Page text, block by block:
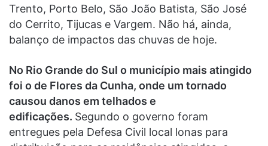
Trento, Porto Belo, São João Batista, São José
do Cerrito, Tijucas e Vargem. Não há, ainda,
balanço de impactos das chuvas de hoje.
No Rio Grande do Sul o município mais atingido
foi o de Flores da Cunha, onde um tornado
causou danos em telhados e
edificações. Segundo o governo foram
entregues pela Defesa Civil local lonas para